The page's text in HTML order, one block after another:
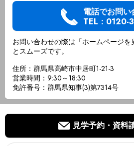
電話でお問い
TEL：0120-
お問い合わせの際は「ホームページを
とスムーズです。
住所：群馬県高崎市中居町1-21-3
営業時間：9:30～18:30
免許番号：群馬県知事(3)第7314号
見学予約・資料